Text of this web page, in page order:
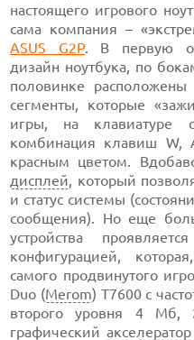
настоящего игрового
сама компания –
ASUS G2P. В первую
дизайн ноутбука, по
половинке расположены
сегменты, которые
игры, на клавиатуре
комбинация клавиш
красным цветом.
дисплей, который
и статус системы
сообщения). Но еще
устройства
конфигурацией,
самого продвинутого
Duo (Merom) T7600 с
второго уровня 4 Мб,
графическийакселератор